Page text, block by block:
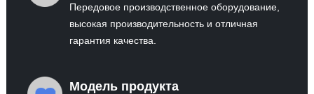
Передовое производственное оборудование,
высокая производительность и отличная
гарантия качества.
Модель продукта